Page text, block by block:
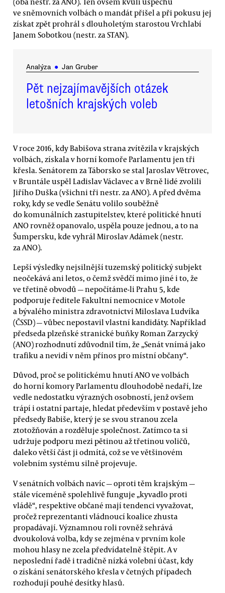
ve sněmovních volbách o mandát přišel a při pokusu jej
získat zpět prohrál s dlouholetým starostou Vrchlabí
Janem Sobotkou (nestr. za STAN).
Analýza ● Jan Gruber
Pět nejzajímavějších otázek
letošních krajských voleb
V roce 2016, kdy Babišova strana zvítězila v krajských
volbách, získala v horní komoře Parlamentu jen tři
křesla. Senátorem za Táborsko se stal Jaroslav Větrovec,
v Bruntále uspěl Ladislav Václavec a v Brně lidé zvolili
Jiřího Duška (všichni tři nestr. za ANO). A před dvěma
roky, kdy se vedle Senátu volilo souběžně
do komunálních zastupitelstev, které politické hnutí
ANO rovněž opanovalo, uspěla pouze jednou, a to na
Šumpersku, kde vyhrál Miroslav Adámek (nestr.
za ANO).
Lepší výsledky nejsilnější tuzemský politický subjekt
neočekává ani letos, o čemž svědčí mimo jiné i to, že
ve třetině obvodů — nepočítáme-li Prahu 5, kde
podporuje ředitele Fakultní nemocnice v Motole
a bývalého ministra zdravotnictví Miloslava Ludvíka
(ČSSD) — vůbec nepostavil vlastní kandidáty. Například
předseda plzeňské stranické buňky Roman Zarzycký
(ANO) rozhodnutí zdůvodnil tím, že „Senát vnímá jako
trafiku a nevidí v něm přínos pro místní občany“.
Důvod, proč se politickému hnutí ANO ve volbách
do horní komory Parlamentu dlouhodobě nedaří, lze
vedle nedostatku výrazných osobností, jenž ovšem
trápí i ostatní partaje, hledat především v postavě jeho
předsedy Babiše, který je se svou stranou zcela
ztotožňován a rozděluje společnost. Zatímco ta si
udržuje podporu mezi pětinou až třetinou voličů,
daleko větší část ji odmítá, což se ve většinovém
volebním systému silně projevuje.
V senátních volbách navíc — oproti těm krajským —
stále víceméně spolehlivě funguje „kyvadlo proti
vládě“, respektive občané mají tendenci vyvažovat,
pročež reprezentanti vládnoucí koalice zhusta
propadávají. Významnou roli rovněž sehrává
dvoukolová volba, kdy se zejména v prvním kole
mohou hlasy ne zcela předvídatelně štěpit. A v
neposlední řadě i tradičně nízká volební účast, kdy
o získání senátorského křesla v četných případech
rozhodují pouhé desítky hlasů.